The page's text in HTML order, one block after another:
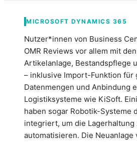
MICROSOFT DYNAMICS 365
Nutzer*innen von Business
OMR Reviews vor allem mit
Artikelanlage, Bestandspflege
– inklusive Import-Funktion für
Datenmengen und Anbindung
Logistiksysteme wie KiSoft.
haben sogar Robotik-Systeme
integriert, um die Lagerhaltung
automatisieren. Die Neuanlage